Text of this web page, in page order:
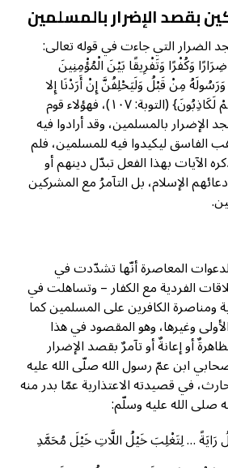
بقصد الإضرار بالمسلمين
التي جاءت في قوله تعالى:
وَكُفْرًا وَتَفْرِيقًا بَيْنَ الْمُؤْمِنِينَ
مِنْ قَبْلُ وَلَيَحْلِفُنَّ إِنْ أَرَدْنَا إِلا
الْحُسْنَى وَاللَّهُ يَشْهَدُ إِنَّهُمْ لَكَاذِبُونَ} (التوبة: ١٠٧)، فهؤلاء قوم
الإضرار بالمسلمين، وقد أرادوا فيه
الفاسق ليكيدوا فيه للمسلمين، فلم
الآيات بهذا الفعل تبدّل دينهم أو
الإسلام، بل التآمرُ مع المشركين
المعاصرة أنّها تشدّدت في
الفردية مع الكفار – وتساهلت في
ومناصرة الكافرين على المسلمين كما
وغيرها، وهو المقصود في هذا
أو إعانةٌ أو تآمرٌ بقصد الإضرار
ابن عمّ رسول الله صلّى الله عليه
في قصيدته الاعتذارية عمّا بدر منه
الله عليه وسلّم:
رَايَةً … لِتَغْلِبَ خَيْلُ اللَّاتِ خَيْلَ مُحَمَّدِ